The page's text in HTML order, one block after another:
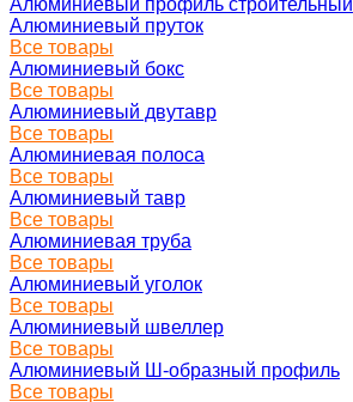
Алюминиевый профиль строительный
Алюминиевый пруток
Все товары
Алюминиевый бокс
Все товары
Алюминиевый двутавр
Все товары
Алюминиевая полоса
Все товары
Алюминиевый тавр
Все товары
Алюминиевая труба
Все товары
Алюминиевый уголок
Все товары
Алюминиевый швеллер
Все товары
Алюминиевый Ш-образный профиль
Все товары